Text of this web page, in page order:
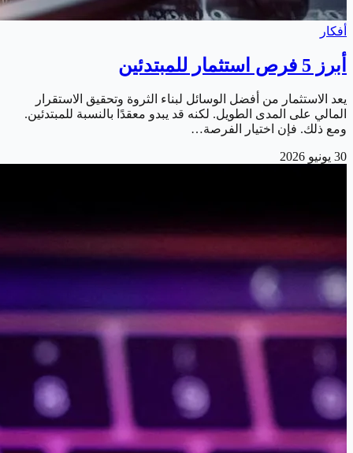
أفكار
أبرز 5 فرص استثمار للمبتدئين
يعد الاستثمار من أفضل الوسائل لبناء الثروة وتحقيق الاستقرار
المالي على المدى الطويل. لكنه قد يبدو معقدًا بالنسبة للمبتدئين.
ومع ذلك. فإن اختيار الفرصة…
30 يونيو 2026